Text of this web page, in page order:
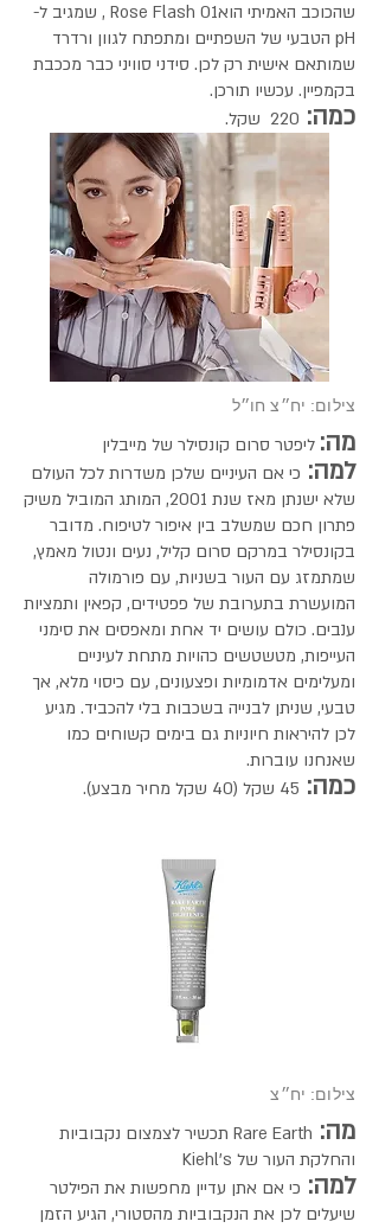
שהכוכב האמיתי הואRose Flash 01 , שמגיב ל-
pH הטבעי של השפתיים ומתפתח לגוון ורדרד
שמותאם אישית רק לכן. סידני סוויני כבר מככבת
בקמפיין. עכשיו תורכן.
כמה: 220 שקל.
צילום: יח״צ חו״ל
מה: ליפטר סרום קונסילר של מייבלין
למה: כי אם העיניים שלכן משדרות לכל העולם
שלא ישנתן מאז שנת 2001, המותג המוביל משיק
פתרון חכם שמשלב בין איפור לטיפוח. מדובר
בקונסילר במרקם סרום קליל, נעים ונטול מאמץ,
שמתמזג עם העור בשניות, עם פורמולה
המועשרת בתערובת של פפטידים, קפאין ותמציות
ענבים. כולם עושים יד אחת ומאפסים את סימני
העייפות, מטשטשים כהויות מתחת לעיניים
ומעלימים אדמומיות ופצעונים, עם כיסוי מלא, אך
טבעי, שניתן לבנייה בשכבות בלי להכביד. מגיע
לכן להיראות חיוניות גם בימים קשוחים כמו
שאנחנו עוברות.
כמה: 45 שקל (40 שקל מחיר מבצע).
צילום: יח״צ
מה:
Rare Earth תכשיר לצמצום נקבוביות
והחלקת העור של Kiehl’s
למה: כי אם אתן עדיין מחפשות את הפילטר
שיעלים לכן את הנקבוביות מהסטורי, הגיע הזמן